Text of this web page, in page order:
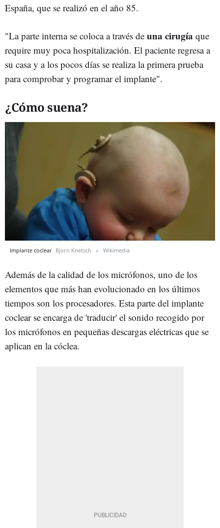
España, que se realizó en el año 85.
"La parte interna se coloca a través de una cirugía que
require muy poca hospitalización. El paciente regresa a
su casa y a los pocos días se realiza la primera prueba
para comprobar y programar el implante".
¿Cómo suena?
Implante coclear Bjorn Knetsch Wikimedia
Además de la calidad de los micrófonos, uno de los
elementos que más han evolucionado en los últimos
tiempos son los procesadores. Esta parte del implante
coclear se encarga de 'traducir' el sonido recogido por
los micrófonos en pequeñas descargas eléctricas que se
aplican en la cóclea.